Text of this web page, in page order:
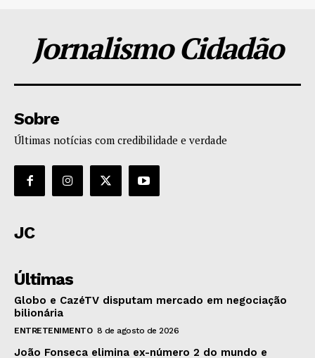
Jornalismo Cidadão
Sobre
Últimas notícias com credibilidade e verdade
JC
Últimas
Globo e CazéTV disputam mercado em negociação
bilionária
ENTRETENIMENTO 8 de agosto de 2026
João Fonseca elimina ex-número 2 do mundo e